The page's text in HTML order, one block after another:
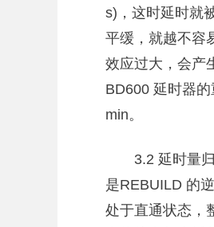
s)，这时延时就
平缓，就越不容
效应过大，会产
BD600 延时器
min。
3.2 延时量
是REBUILD 的
处于直通状态，